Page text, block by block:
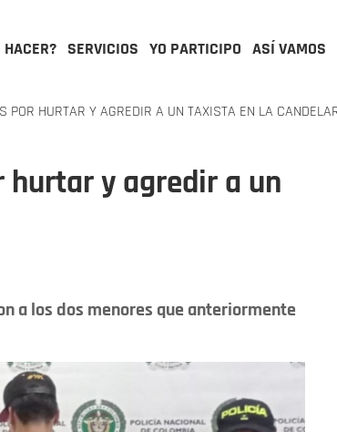
HACER? SERVICIOS YO PARTICIPO ASÍ VAMOS
POR HURTAR Y AGREDIR A UN TAXISTA EN LA
hurtar y agredir a un
a los dos menores que anteriormente